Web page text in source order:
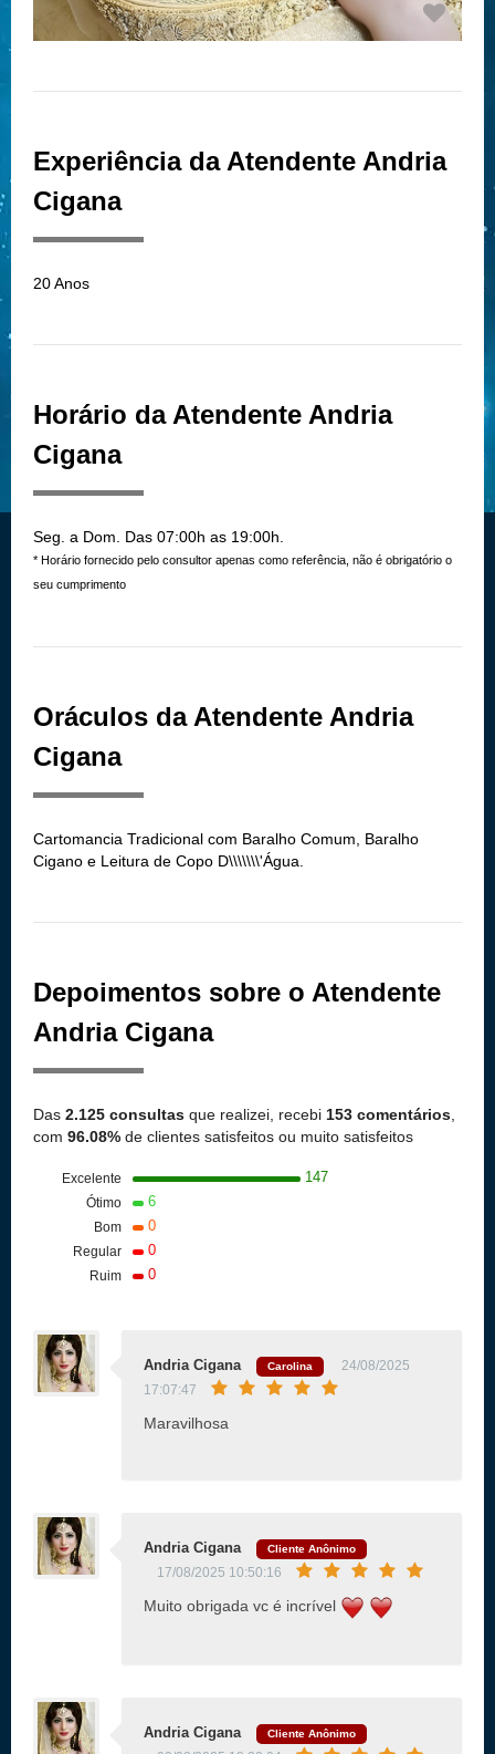
Experiência da Atendente Andria
Cigana
20 Anos
Horário da Atendente Andria
Cigana
Seg. a Dom. Das 07:00h as 19:00h.
* Horário fornecido pelo consultor apenas como referência, não é obrigatório o
seu cumprimento
Oráculos da Atendente Andria
Cigana
Cartomancia Tradicional com Baralho Comum, Baralho
Cigano e Leitura de Copo D\\\\\\\'Água.
Depoimentos sobre o Atendente
Andria Cigana
Das 2.125 consultas que realizei, recebi 153 comentários,
com 96.08% de clientes satisfeitos ou muito satisfeitos
Excelente 147
Ótimo 6
Bom 0
Regular 0
Ruim 0
Andria Cigana Carolina
24/08/2025
17:07:47
Maravilhosa
Andria Cigana Cliente Anônimo
17/08/2025 10:50:16
Muito obrigada vc é incrível
Andria Cigana Cliente Anônimo